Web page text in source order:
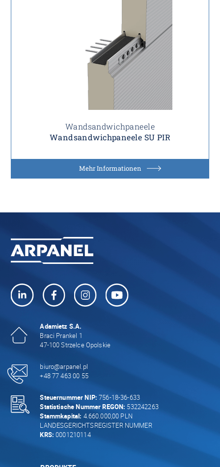
Wandsandwichpaneele
Wandsandwichpaneele SU PIR
Mehr Informationen
Adamietz S.A.
Braci Prankel 1
47-100 Strzelce Opolskie
biuro@arpanel.pl
+48 77 463 00 55
Steuernummer NIP: 756-18-36-633
Statistische Nummer REGON: 532242263
Stammkapital: 4.660.000,00 PLN
LANDESGERICHTSREGISTER NUMMER
KRS: 0001210114